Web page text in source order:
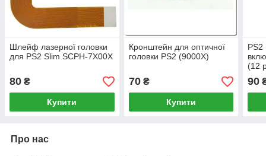
Шлейф лазерної головки
для PS2 Slim SCPH-7X00X
80 ₴
Купити
Кронштейн для оптичної
головки PS2 (9000X)
70₴
Купити
(12
90
Про нас